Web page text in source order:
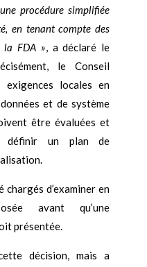
procédure simplifiée
en tenant compte des
la FDA », a déclaré le
le Conseil
locales en
et de système
être évaluées et
définir un plan de
d’examiner en
avant qu’une
présentée.
décision, mais a